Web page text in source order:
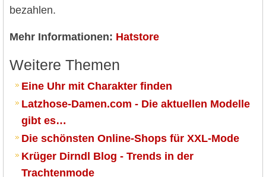
bezahlen.
Mehr Informationen: Hatstore
Weitere Themen
Eine Uhr mit Charakter finden
Latzhose-Damen.com - Die aktuellen Modelle
gibt es…
Die schönsten Online-Shops für XXL-Mode
Krüger Dirndl Blog - Trends in der
Trachtenmode